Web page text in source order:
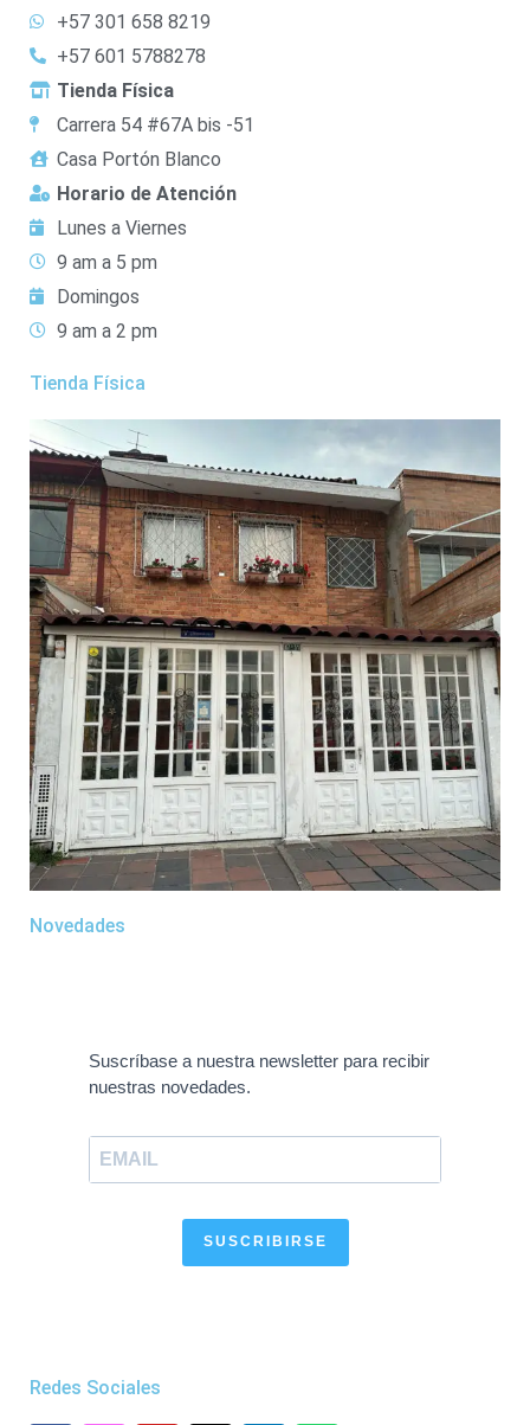
+57 301 658 8219
+57 601 5788278
Tienda Física
Carrera 54 #67A bis -51
Casa Portón Blanco
Horario de Atención
Lunes a Viernes
9 am a 5 pm
Domingos
9 am a 2 pm
Tienda Física
Novedades
Suscríbase a nuestra newsletter para recibir
nuestras novedades.
SUSCRIBIRSE
Redes Sociales